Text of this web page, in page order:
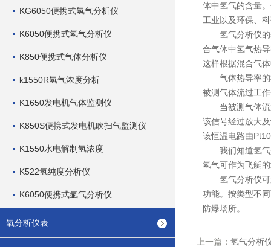
KG6050便携式氢气分析仪
K6050便携式氢气分析仪
K850便携式气体分析仪
k1550R氢气浓度分析
K1650发电机气体监测仪
K850S便携式发电机吹扫气监测仪
K1550水电解制氢浓度
K522氢纯度分析仪
K6050便携式氩气分析仪
氧分析仪表
体中氢气的含量
工业以及环保、
氢气分析仪的
合气体中氢气热
这样根据混合气
气体热导率的
被测气体流过工
当被测气体流
该信号经过放大
该恒温电路由
我们知道氢气
氢气可作为飞艇
氢气分析仪可
功能。按类型不
防爆场所。
上一篇： 氢气分析